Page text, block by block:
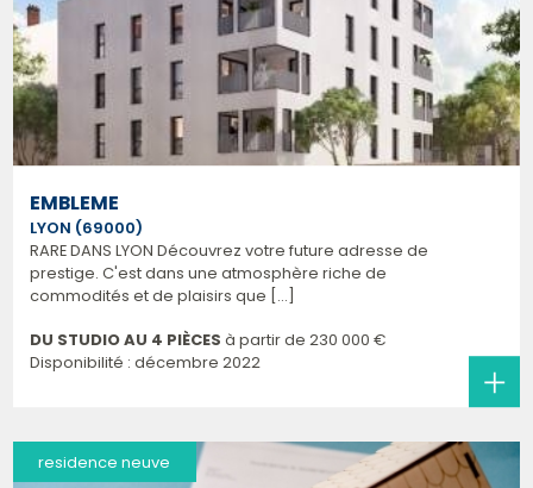
EMBLEME
LYON (69000)
RARE DANS LYON Découvrez votre future adresse de
prestige. C'est dans une atmosphère riche de
commodités et de plaisirs que [...]
DU STUDIO AU 4 PIÈCES à partir de 230 000 €
Disponibilité : décembre 2022
residence neuve